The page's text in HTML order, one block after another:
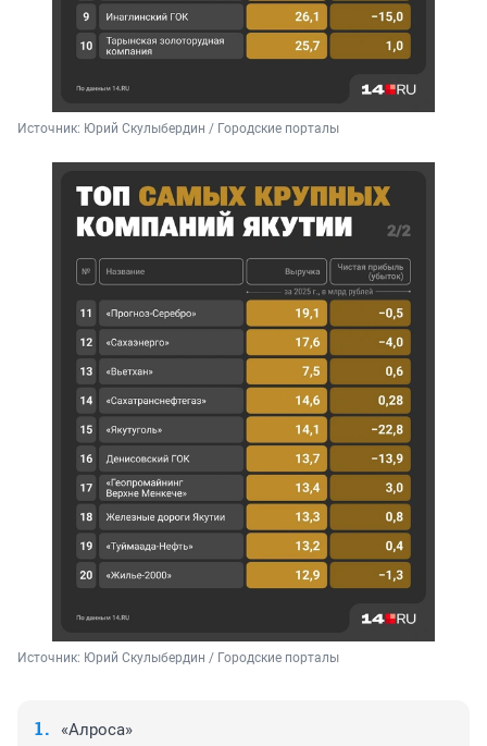
Источник: Юрий Скулыбердин / Городские порталы
Источник: Юрий Скулыбердин / Городские порталы
«Алроса»